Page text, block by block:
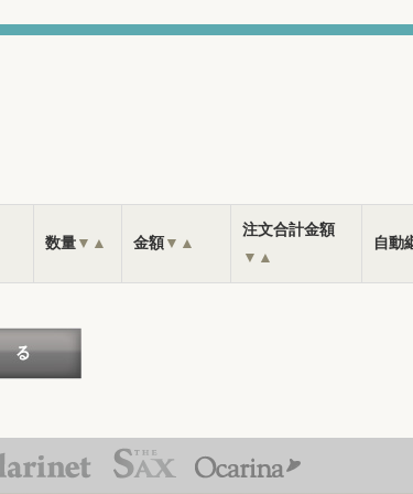
数量▼ ▲ 金額▼ ▲
注文合計金額
▼ ▲
自動